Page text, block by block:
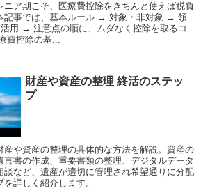
ニア期こそ、医療費控除をきちんと使えば税負
記事では、基本ルール → 対象・非対象 → 領
用 → 注意点の順に、ムダなく控除を取るコ
費控除の基...
財産や資産の整理 終活のステッ
プ
産や資産の整理の具体的な方法を解説。資産の
言書の作成、重要書類の整理、デジタルデータ
談など、遺産が適切に管理され希望通りに分配
詳しく紹介します。